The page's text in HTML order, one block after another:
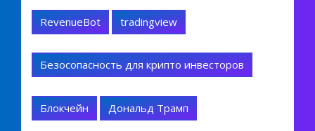
RevenueBot tradingview
Безосопасность для крипто инвесторов
Блокчейн Дональд Трамп